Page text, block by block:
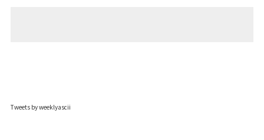
Tweets by weeklyascii